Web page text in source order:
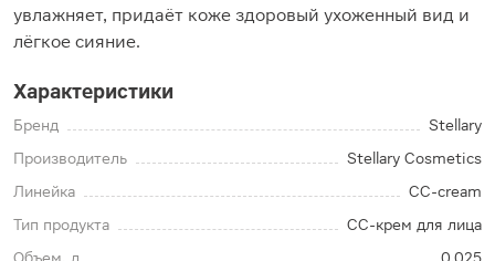
увлажняет, придаёт коже здоровый ухоженный вид и
лёгкое сияние.
Характеристики
Бренд
Stellary
Производитель
Stellary Cosmetics
Линейка
CC-cream
Тип продукта
CC-крем для лица